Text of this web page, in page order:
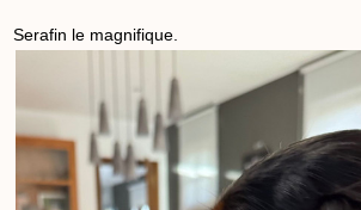
Serafin le magnifique.